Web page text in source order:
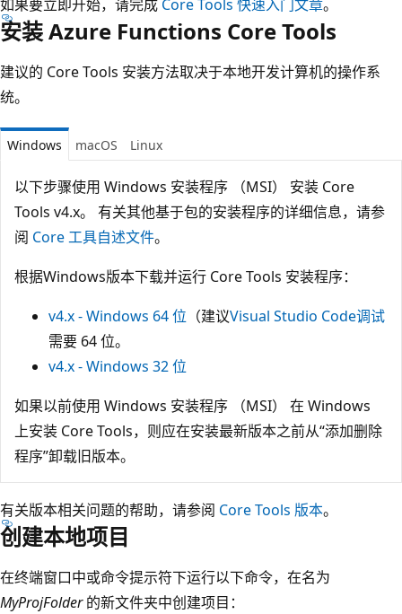
如果要立即开始，请完成 Core Tools 快速入门文章。
安装 Azure Functions Core Tools
建议的 Core Tools 安装方法取决于本地开发计算机的操作系
统。
Windows macOS Linux
以下步骤使用 Windows 安装程序 （MSI） 安装 Core
Tools v4.x。 有关其他基于包的安装程序的详细信息，请参
阅 Core 工具自述文件。
根据Windows版本下载并运行 Core Tools 安装程序：
v4.x - Windows 64 位 （建议Visual Studio Code调试
需要 64 位。
v4.x - Windows 32 位
如果以前使用 Windows 安装程序 （MSI） 在 Windows
上安装 Core Tools，则应在安装最新版本之前从“添加删除
程序”卸载旧版本。
有关版本相关问题的帮助，请参阅 Core Tools 版本。
创建本地项目
在终端窗口中或命令提示符下运行以下命令，在名为
MyProjFolder的新文件夹中创建项目：